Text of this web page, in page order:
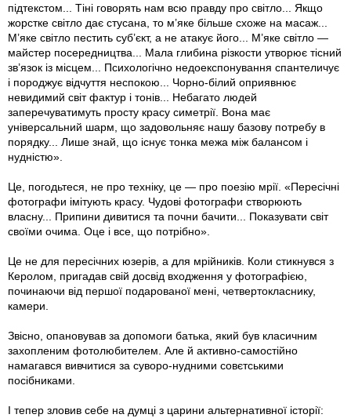
підтекстом... Тіні говорять нам всю правду про світло... Якщо
жорстке світло дає стусана, то м’яке більше схоже на масаж...
М’яке світло пестить суб’єкт, а не атакує його... М’яке світло —
майстер посередництва... Мала глибина різкости утворює тісний
зв’язок із місцем... Психологічно недоекспонування спантеличує
і породжує відчуття неспокою... Чорно-білий оприявнює
невидимий світ фактур і тонів... Небагато людей
заперечуватимуть просту красу симетрії. Вона має
універсальний шарм, що задовольняє нашу базову потребу в
порядку... Лише знай, що існує тонка межа між балансом і
нудністю».
Це, погодьтеся, не про техніку, це — про поезію мрії. «Пересічні
фотографи імітують красу. Чудові фотографи створюють
власну... Припини дивитися та почни бачити... Показувати світ
своїми очима. Оце і все, що потрібно».
Це не для пересічних юзерів, а для мрійників. Коли стикнувся з
Керолом, пригадав свій досвід входження у фотографією,
починаючи від першої подарованої мені, четвертокласнику,
камери.
Звісно, опановував за допомоги батька, який був класичним
захопленим фотолюбителем. Але й активно-самостійно
намагався вивчитися за суворо-нудними совєтськими
посібниками.
І тепер зловив себе на думці з царини альтернативної історії: